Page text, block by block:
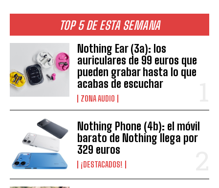
TOP 5 DE ESTA SEMANA
Nothing Ear (3a): los
auriculares de 99 euros que
pueden grabar hasta lo que
acabas de escuchar
ZONA AUDIO
Nothing Phone (4b): el móvil
barato de Nothing llega por
329 euros
¡DESTACADOS!